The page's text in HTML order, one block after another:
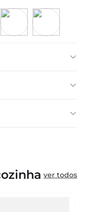
ver todos